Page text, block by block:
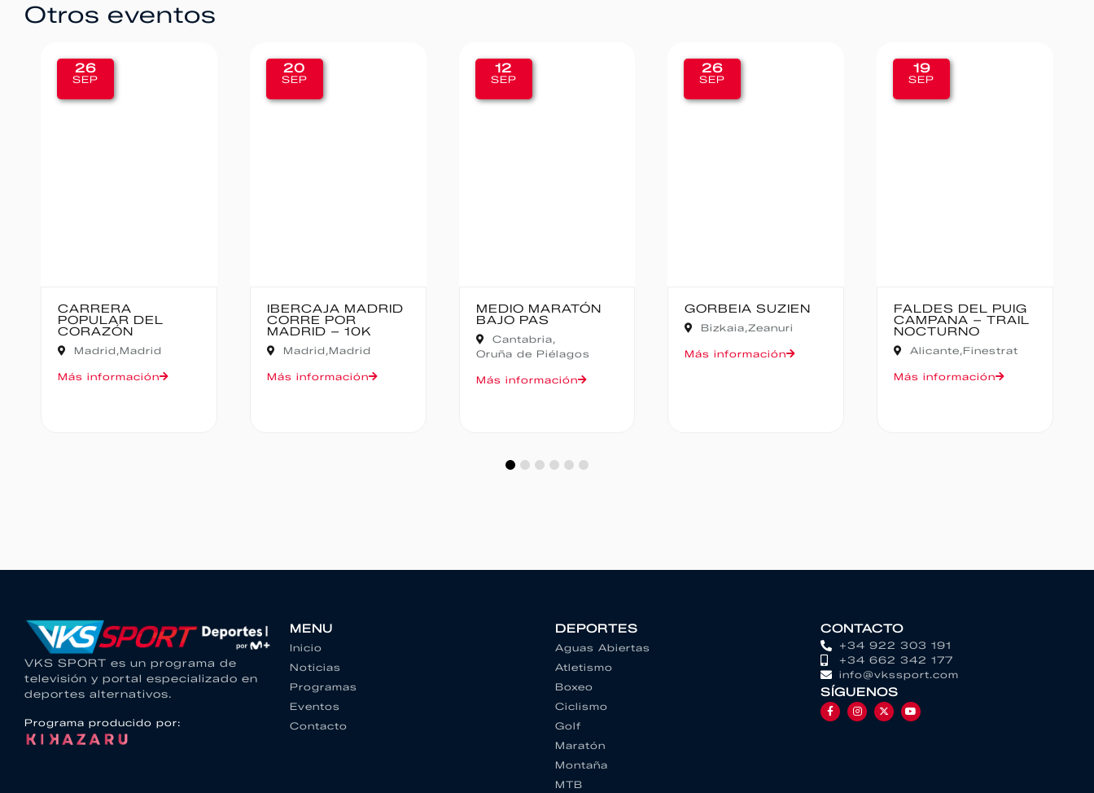
Otros eventos
26
SEP
CARRERA
POPULAR DEL
CORAZÓN
Madrid,Madrid
Más información
20
SEP
IBERCAJA MADRID
CORRE POR
MADRID – 10K
Madrid,Madrid
Más información
12
SEP
MEDIO MARATÓN
BAJO PAS
Cantabria,
Oruña de Piélagos
Más información
26
SEP
GORBEIA SUZIEN
Bizkaia,Zeanuri
Más información
19
SEP
FALDES DEL PUIG
CAMPANA – TRAIL
NOCTURNO
Alicante,Finestrat
Más información
VKS SPORT es un programa de
televisión y portal especializado en
deportes alternativos.
Programa producido por:
MENU
Inicio
Noticias
Programas
Eventos
Contacto
DEPORTES
Aguas Abiertas
Atletismo
Boxeo
Ciclismo
Golf
Maratón
Montaña
MTB
CONTACTO
+34 922 303 191
+34 662 342 177
info@vkssport.com
SÍGUENOS